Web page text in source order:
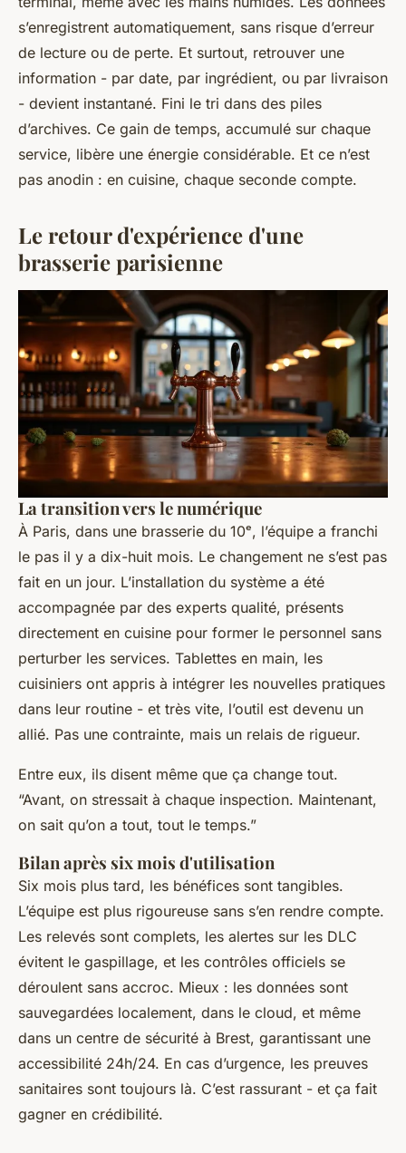
s’enregistrent automatiquement, sans risque d’erreur
de lecture ou de perte. Et surtout, retrouver une
information - par date, par ingrédient, ou par livraison
- devient instantané. Fini le tri dans des piles
d’archives. Ce gain de temps, accumulé sur chaque
service, libère une énergie considérable. Et ce n’est
pas anodin : en cuisine, chaque seconde compte.
Le retour d'expérience d'une
brasserie parisienne
La transition vers le numérique
À Paris, dans une brasserie du 10ᵉ, l’équipe a franchi
le pas il y a dix-huit mois. Le changement ne s’est pas
fait en un jour. L’installation du système a été
accompagnée par des experts qualité, présents
directement en cuisine pour former le personnel sans
perturber les services. Tablettes en main, les
cuisiniers ont appris à intégrer les nouvelles pratiques
dans leur routine - et très vite, l’outil est devenu un
allié. Pas une contrainte, mais un relais de rigueur.
Entre eux, ils disent même que ça change tout.
“Avant, on stressait à chaque inspection. Maintenant,
on sait qu’on a tout, tout le temps.”
Bilan après six mois d'utilisation
Six mois plus tard, les bénéfices sont tangibles.
L’équipe est plus rigoureuse sans s’en rendre compte.
Les relevés sont complets, les alertes sur les DLC
évitent le gaspillage, et les contrôles officiels se
déroulent sans accroc. Mieux : les données sont
sauvegardées localement, dans le cloud, et même
dans un centre de sécurité à Brest, garantissant une
accessibilité 24h/24. En cas d’urgence, les preuves
sanitaires sont toujours là. C’est rassurant - et ça fait
gagner en crédibilité.